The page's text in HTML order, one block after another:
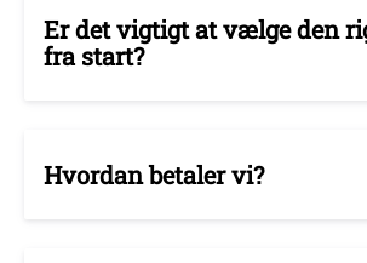
Er det vigtigt at vælge den
fra start?
Hvordan betaler vi?